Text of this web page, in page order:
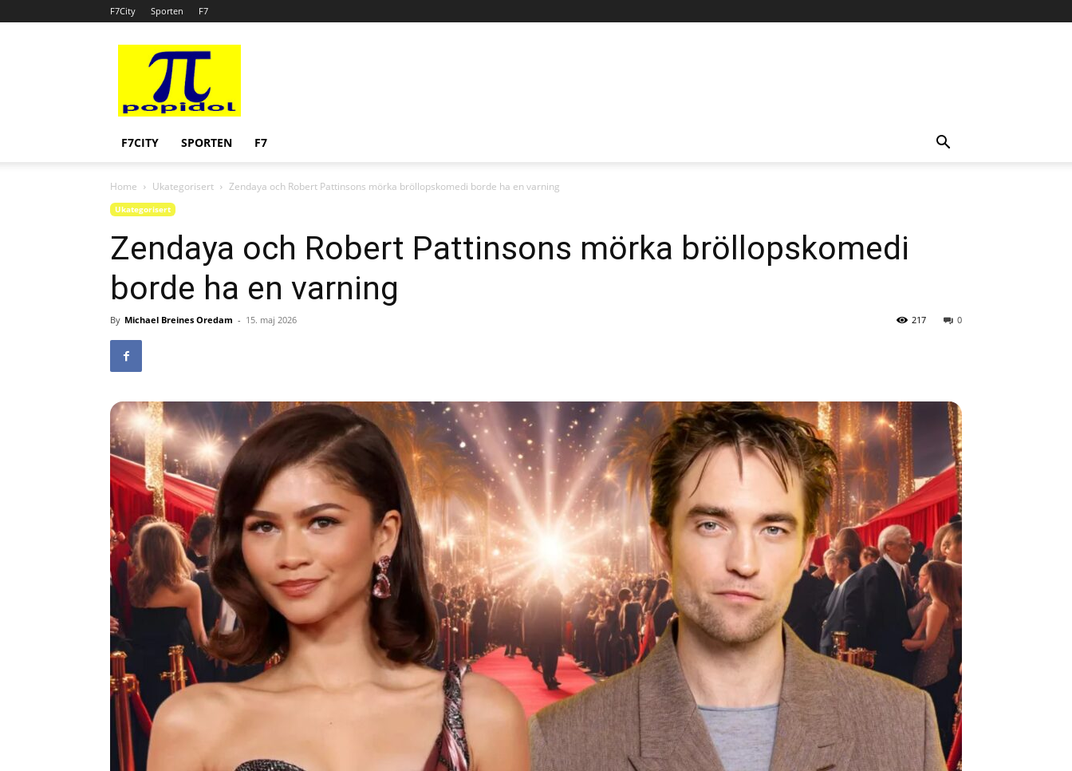
F7City Sporten F7
F7CITY SPORTEN F7
Home Ukategorisert Zendaya och Robert Pattinsons mörka bröllopskomedi borde ha en varning
Ukategorisert
Zendaya och Robert Pattinsons mörka bröllopskomedi
borde ha en varning
By Michael Breines Oredam - 15. maj 2026 0
217